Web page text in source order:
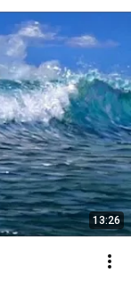
13:26